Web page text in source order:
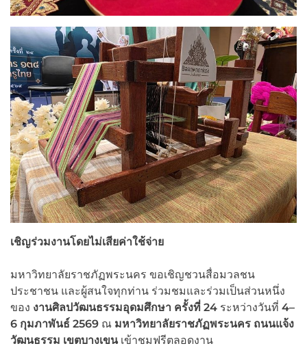
เชิญร่วมงานโดยไม่เสียค่าใช้จ่าย
มหาวิทยาลัยราชภัฏพระนคร ขอเชิญชวนสื่อมวลชน
ประชาชน และผู้สนใจทุกท่าน ร่วมชมและร่วมเป็นส่วนหนึ่ง
ของ งานศิลปวัฒนธรรมอุดมศึกษา ครั้งที่ 24 ระหว่างวันที่ 4–
6 กุมภาพันธ์ 2569 ณ มหาวิทยาลัยราชภัฏพระนคร ถนนแจ้ง
วัฒนธรรม เขตบางเขนเข้าชมฟรีตลอดงาน